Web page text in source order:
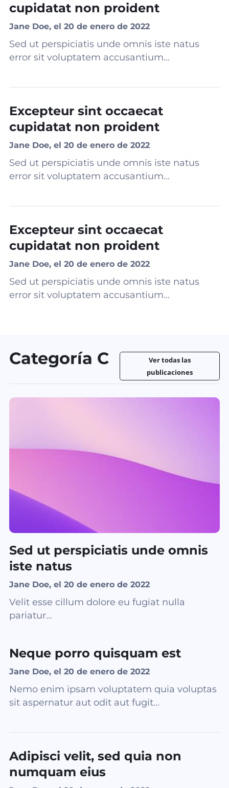
cupidatat non proident
Jane Doe, el 20 de enero de 2022
Sed ut perspiciatis unde omnis iste natus
error sit voluptatem accusantium...
Excepteur sint occaecat
cupidatat non proident
Jane Doe, el 20 de enero de 2022
Sed ut perspiciatis unde omnis iste natus
error sit voluptatem accusantium...
Excepteur sint occaecat
cupidatat non proident
Jane Doe, el 20 de enero de 2022
Sed ut perspiciatis unde omnis iste natus
error sit voluptatem accusantium...
Categoría C
Ver todas las
publicaciones
Sed ut perspiciatis unde omnis
iste natus
Jane Doe, el 20 de enero de 2022
Velit esse cillum dolore eu fugiat nulla
pariatur...
Neque porro quisquam est
Jane Doe, el 20 de enero de 2022
Nemo enim ipsam voluptatem quia voluptas
sit aspernatur aut odit aut fugit...
Adipisci velit, sed quia non
numquam eius